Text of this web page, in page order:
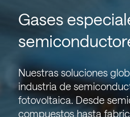
Gases
Nuestras soluciones
industria de
fotovoltaica. Desde
compuestos hasta